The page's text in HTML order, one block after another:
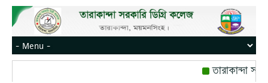
তারাকান্দা